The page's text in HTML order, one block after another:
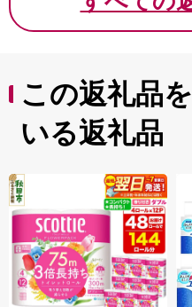
この返礼品
いる返礼品